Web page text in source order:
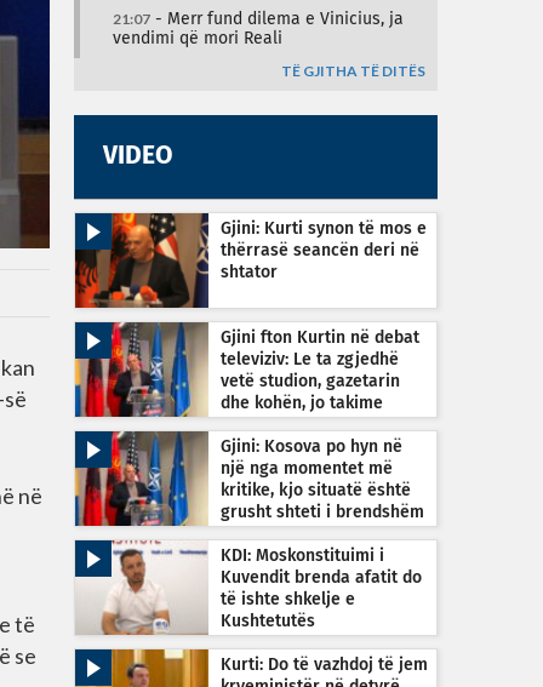
në
të
se
21:07 - Merr fund dilema e Vinicius, ja
vendimi që mori Reali
TË GJITHA TË DITËS
VIDEO
Gjini: Kurti synon të mos e
thërrasë seancën deri në
shtator
Gjini fton Kurtin në debat
televiziv: Le ta zgjedhë
vetë studion, gazetarin
dhe kohën, jo takime
Gjini: Kosova po hyn në
një nga momentet më
kritike, kjo situatë është
grusht shteti i brendshëm
KDI: Moskonstituimi i
Kuvendit brenda afatit do
të ishte shkelje e
Kushtetutës
Kurti: Do të vazhdoj të jem